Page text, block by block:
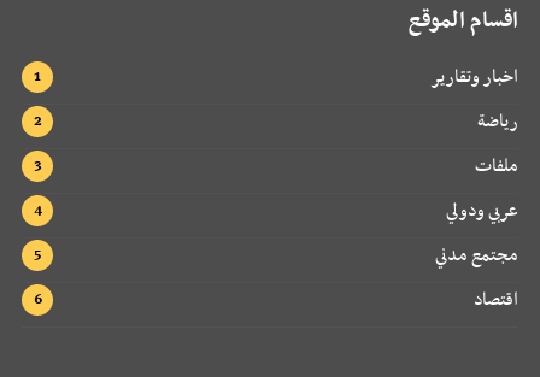
اقسام الموقع
اخبار وتقارير
رياضة
ملفات
عربي ودولي
مجتمع مدني
اقتصاد